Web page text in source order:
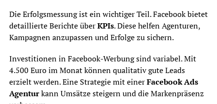
Die Erfolgsmessung ist ein wichtiger Teil. Facebook bietet
detaillierte Berichte überKPIs. Diese helfen Agenturen,
Kampagnen anzupassen und Erfolge zu sichern.
Investitionen in Facebook-Werbung sind variabel. Mit
4.500 Euro im Monat können qualitativ gute Leads
erzielt werden. Eine Strategie mit einerFacebook Ads
Agenturkann Umsätze steigern und die Markenpräsenz